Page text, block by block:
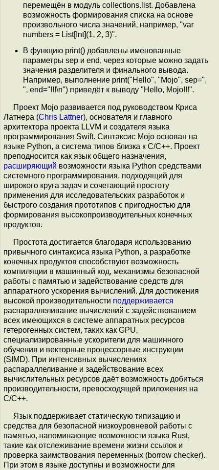
перемещён в модуль collections.list. Добавлена
возможность формирования списка на основе
произвольного числа значений, например, "var
numbers = List[Int](1, 2, 3)".
В функцию print() добавлены именованные
параметры sep и end, через которые можно задать
значения разделителя и финального вывода.
Например, выполнение print("Hello", "Mojo", sep=",
", end="!!!\n") приведёт к выводу "Hello, Mojo!!!".
Проект Mojo развивается под руководством Криса
Латнера (Chris Lattner), основателя и главного
архитектора проекта LLVM и создателя языка
программирования Swift. Синтаксис Mojo основан на
языке Python, а система типов близка к C/C++. Проект
преподносится как язык общего назначения,
расширяющий возможности языка Python средствами
системного программирования, подходящий для
широкого круга задач и сочетающий простоту
применения для исследовательских разработок и
быстрого создания прототипов с пригодностью для
формирования высокопроизводительных конечных
продуктов.
Простота достигается благодаря использованию
привычного синтаксиса языка Python, а разработке
конечных продуктов способствуют возможность
компиляции в машинный код, механизмы безопасной
работы с памятью и задействование средств для
аппаратного ускорения вычислений. Для достижения
высокой производительности поддерживается
распараллеливание вычислений с задействованием
всех имеющихся в системе аппаратных ресурсов
гетерогенных систем, таких как GPU,
специализированные ускорители для машинного
обучения и векторные процессорные инструкции
(SIMD). При интенсивных вычислениях
распараллеливание и задействование всех
вычислительных ресурсов даёт возможность добиться
производительности, превосходящей приложения на
C/C++.
Язык поддерживает статическую типизацию и
средства для безопасной низкоуровневой работы с
памятью, напоминающие возможности языка Rust,
такие как отслеживание времени жизни ссылок и
проверка заимствования переменных (borrow checker).
При этом в языке доступны и возможности для